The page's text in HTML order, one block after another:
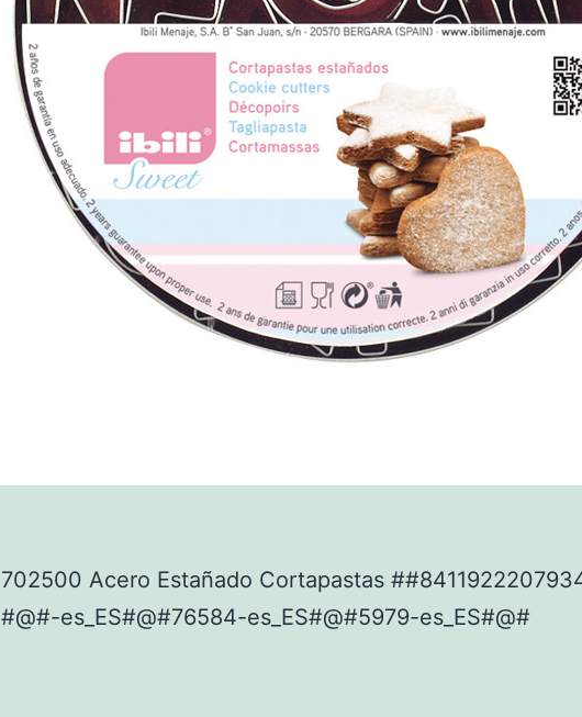
702500 Acero Estañado Cortapastas
#@#-es_ES#@#76584-es_ES#@#5979-es_ES#@#